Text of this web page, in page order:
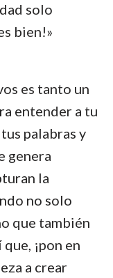
solo
bien!»
es tanto un
entender a tu
palabras y
genera
la
no solo
que también
¡pon en
a crear